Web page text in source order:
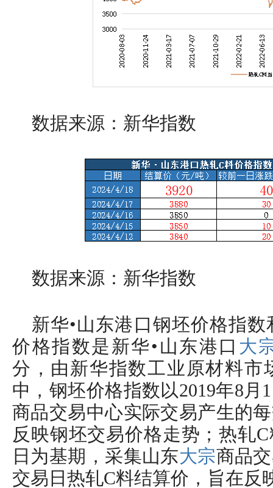
数据来源：新华指数
数据来源：新华指数
新华•山东港口钢坯价格指
价格指数是新华•山东港口 大
分，由新华指数工业原材料市
中，钢坯价格指数以2019年8月
商品交易中心实际交易产生的
反映钢坯交易价格走势；热轧
日为基期，采集山东大宗商品
交易日热轧C料结算价，旨在反